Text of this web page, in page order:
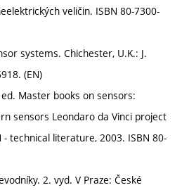
veličin. ISBN 80-7300-
systems. Chichester, U.K.: J.
(EN)
ed. Master books on sensors:
sensors Leondaro da Vinci project
- technical literature, 2003. ISBN 80-
2. vyd. V Praze: České